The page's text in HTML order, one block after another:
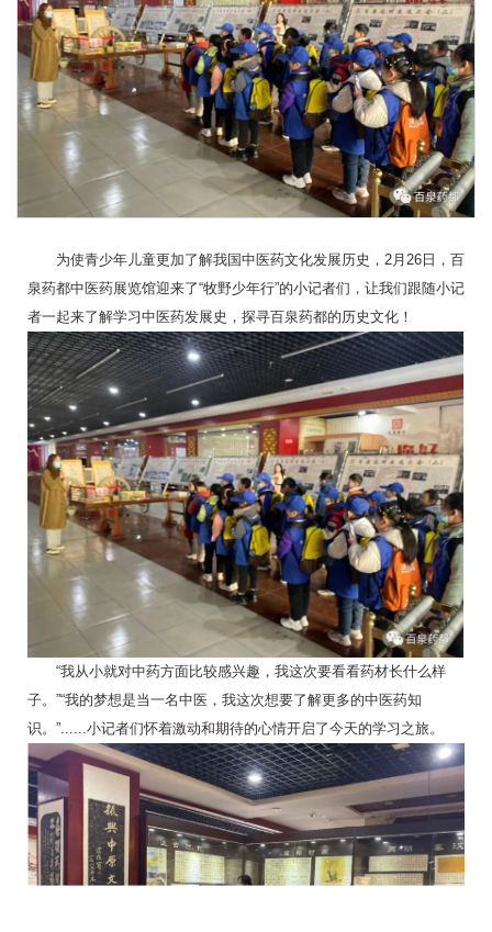
为使青少年儿童更加了解我国中医药文化发展历史，2月26日，百
泉药都中医药展览馆迎来了“牧野少年行”的小记者们，让我们跟随小记
者一起来了解学习中医药发展史，探寻百泉药都的历史文化！
“我从小就对中药方面比较感兴趣，我这次要看看药材长什么样
子。”“我的梦想是当一名中医，我这次想要了解更多的中医药知
识。”......小记者们怀着激动和期待的心情开启了今天的学习之旅。